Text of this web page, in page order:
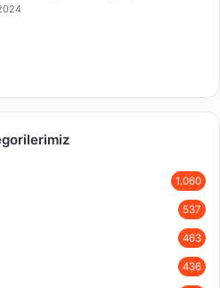
1.060
537
463
436